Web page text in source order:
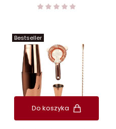
Bestseller
Do koszyka